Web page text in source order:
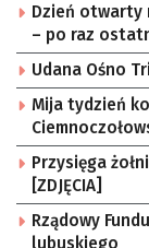
Dzień otwarty
– po raz
Udana Ośno
Mija tydzień
Przysięga
[ZDJĘCIA]
Rządowy
lubuskiego